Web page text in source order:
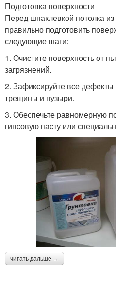
Подготовка поверхности
Перед шпаклевкой потолка
правильно подготовить
следующие шаги:
1. Очистите поверхность от
загрязнений.
2. Зафиксируйте все дефекты
трещины и пузыри.
3. Обеспечьте равномерную
гипсовую пасту или
читать дальше →